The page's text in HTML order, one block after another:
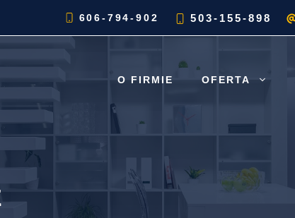
606-794-902 503-155-898
O FIRMIE OFERTA